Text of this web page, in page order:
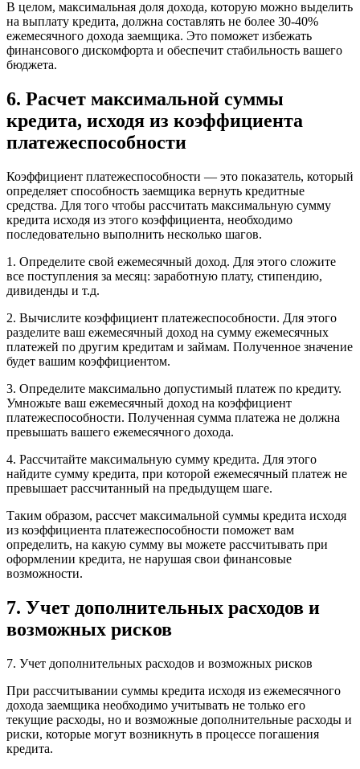
В целом, максимальная доля дохода, которую можно выделить
на выплату кредита, должна составлять не более 30-40%
ежемесячного дохода заемщика. Это поможет избежать
финансового дискомфорта и обеспечит стабильность вашего
бюджета.
6. Расчет максимальной суммы
кредита, исходя из коэффициента
платежеспособности
Коэффициент платежеспособности — это показатель, который
определяет способность заемщика вернуть кредитные
средства. Для того чтобы рассчитать максимальную сумму
кредита исходя из этого коэффициента, необходимо
последовательно выполнить несколько шагов.
1. Определите свой ежемесячный доход. Для этого сложите
все поступления за месяц: заработную плату, стипендию,
дивиденды и т.д.
2. Вычислите коэффициент платежеспособности. Для этого
разделите ваш ежемесячный доход на сумму ежемесячных
платежей по другим кредитам и займам. Полученное значение
будет вашим коэффициентом.
3. Определите максимально допустимый платеж по кредиту.
Умножьте ваш ежемесячный доход на коэффициент
платежеспособности. Полученная сумма платежа не должна
превышать вашего ежемесячного дохода.
4. Рассчитайте максимальную сумму кредита. Для этого
найдите сумму кредита, при которой ежемесячный платеж не
превышает рассчитанный на предыдущем шаге.
Таким образом, рассчет максимальной суммы кредита исходя
из коэффициента платежеспособности поможет вам
определить, на какую сумму вы можете рассчитывать при
оформлении кредита, не нарушая свои финансовые
возможности.
7. Учет дополнительных расходов и
возможных рисков
7. Учет дополнительных расходов и возможных рисков
При рассчитывании суммы кредита исходя из ежемесячного
дохода заемщика необходимо учитывать не только его
текущие расходы, но и возможные дополнительные расходы и
риски, которые могут возникнуть в процессе погашения
кредита.